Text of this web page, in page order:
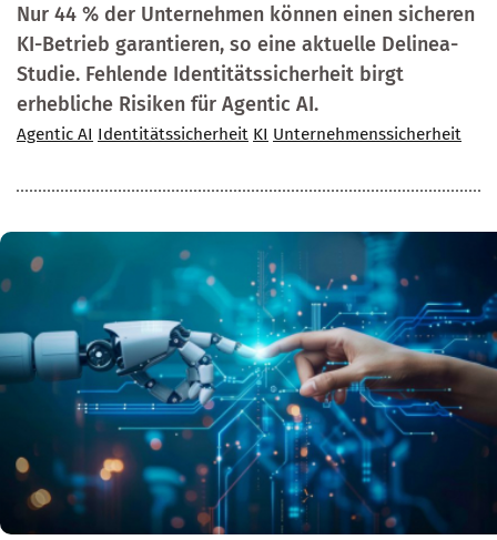
Nur 44 % der Unternehmen können einen sicheren
KI-Betrieb garantieren, so eine aktuelle Delinea-
Studie. Fehlende Identitätssicherheit birgt
erhebliche Risiken für Agentic AI.
Agentic AI Identitätssicherheit KI Unternehmenssicherheit